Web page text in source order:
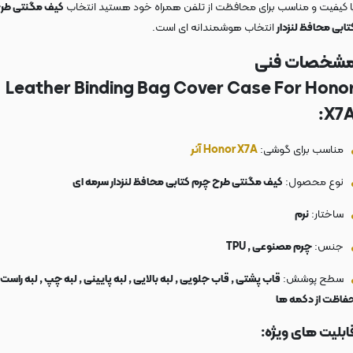
کیفیت و مناسب برای محافظت از تلفن همراه خود هستید انتخاب کیف مگنتی
محافظ لنزدارانتخاب هوشمندانه ای است.
فنی
Leather Binding Bag Cover Case For
مناسب برای گوشی:Honor X7Aآنر
نوع محصول: کیف مگنتی طرح چرم کتابی محافظ لنزدار سرمه ای
ساختار:نرم
جنس:چرم مصنوعی , TPU
سطح پوشش: قاب پشتی , قاب جلویی , لبه بالایی , لبه پایینی , لبه چپ , لبه
از دکمه ها
های ویژه: